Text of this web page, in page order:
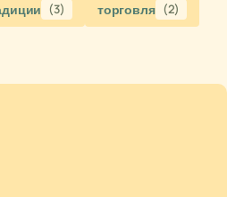
(3) торговля (2)